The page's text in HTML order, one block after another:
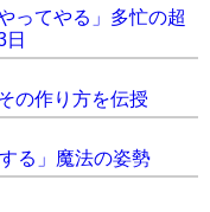
ってやる」多忙の超
日
の作り方を伝授
る」魔法の姿勢